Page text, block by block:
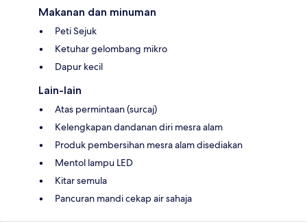
Makanan dan minuman
Peti Sejuk
Ketuhar gelombang mikro
Dapur kecil
Lain-lain
Atas permintaan (surcaj)
Kelengkapan dandanan diri mesra alam
Produk pembersihan mesra alam disediakan
Mentol lampu LED
Kitar semula
Pancuran mandi cekap air sahaja